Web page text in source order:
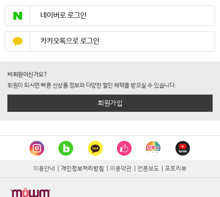
네이버로 로그인
카카오톡으로 로그인
비회원이신가요?
회원이 되시면 빠른 신상품 정보와 다양한 할인 혜택을 받으실 수 있습니다.
회원가입
이용안내 개인정보처리방침 이용약관 언론보도 포토리뷰